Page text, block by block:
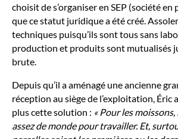
choisit de s’organiser en SEP (société
que ce statut juridique a été créé.
techniques puisqu’ils sont tous sans
production et produits sont mutualisés
brute.
Depuis qu’il a aménagé une ancienne
réception au siège de l’exploitation, Éric
plus cette solution : « Pour les
assez de monde pour travailler. Et,